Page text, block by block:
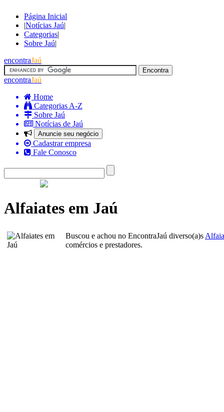
Página Inicial
|Notícias Jaú|
Categorias|
Sobre Jaú|
encontraJaú
encontraJaú
Home
Categorias A-Z
Sobre Jaú
Notícias de Jaú
Anuncie seu negócio
Cadastrar empresa
Fale Conosco
Alfaiates em Jaú
Buscou e achou no EncontraJaú diverso(a)s
comércios e prestadores.